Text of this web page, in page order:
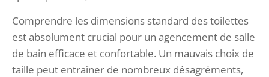
Comprendre les dimensions standard des toilettes
est absolument crucial pour un agencement de salle
de bain efficace et confortable. Un mauvais choix de
taille peut entraîner de nombreux désagréments,